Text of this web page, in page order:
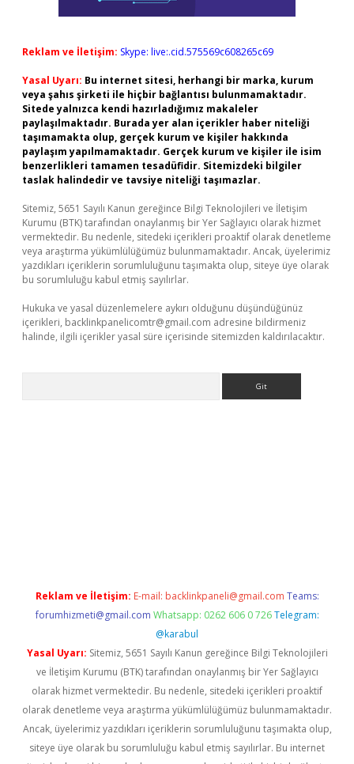
Reklam ve İletişim: Skype: live:.cid.575569c608265c69
Yasal Uyarı: Bu internet sitesi, herhangi bir marka, kurum
veya şahıs şirketi ile hiçbir bağlantısı bulunmamaktadır.
Sitede yalnızca kendi hazırladığımız makaleler
paylaşılmaktadır. Burada yer alan içerikler haber niteliği
taşımamakta olup, gerçek kurum ve kişiler hakkında
paylaşım yapılmamaktadır. Gerçek kurum ve kişiler ile isim
benzerlikleri tamamen tesadüfidir. Sitemizdeki bilgiler
taslak halindedir ve tavsiye niteliği taşımazlar.
Sitemiz, 5651 Sayılı Kanun gereğince Bilgi Teknolojileri ve İletişim
Kurumu (BTK) tarafından onaylanmış bir Yer Sağlayıcı olarak hizmet
vermektedir. Bu nedenle, sitedeki içerikleri proaktif olarak denetleme
veya araştırma yükümlülüğümüz bulunmamaktadır. Ancak, üyelerimiz
yazdıkları içeriklerin sorumluluğunu taşımakta olup, siteye üye olarak
bu sorumluluğu kabul etmiş sayılırlar.
Hukuka ve yasal düzenlemelere aykırı olduğunu düşündüğünüz
içerikleri, backlinkpanelicomtr@gmail.com adresine bildirmeniz
halinde, ilgili içerikler yasal süre içerisinde sitemizden kaldırılacaktır.
Reklam ve İletişim: E-mail: backlinkpaneli@gmail.com Teams:
forumhizmeti@gmail.com Whatsapp: 0262 606 0 726 Telegram:
@karabul
Yasal Uyarı: Sitemiz, 5651 Sayılı Kanun gereğince Bilgi Teknolojileri
ve İletişim Kurumu (BTK) tarafından onaylanmış bir Yer Sağlayıcı
olarak hizmet vermektedir. Bu nedenle, sitedeki içerikleri proaktif
olarak denetleme veya araştırma yükümlülüğümüz bulunmamaktadır.
Ancak, üyelerimiz yazdıkları içeriklerin sorumluluğunu taşımakta olup,
siteye üye olarak bu sorumluluğu kabul etmiş sayılırlar. Bu internet